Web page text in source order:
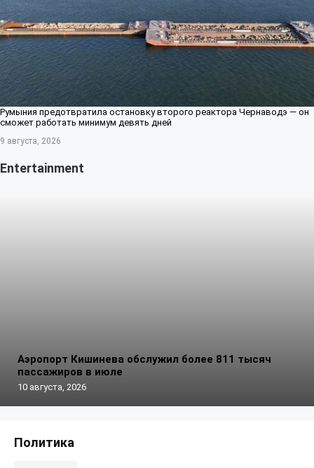
Румыния предотвратила остановку второго реактора Чернаводэ — он
сможет работать минимум девять дней
9 августа, 2026
Entertainment
Аэропорт Кишинева обслужил более 811 тысяч
пассажиров в июле
10 августа, 2026
Политика